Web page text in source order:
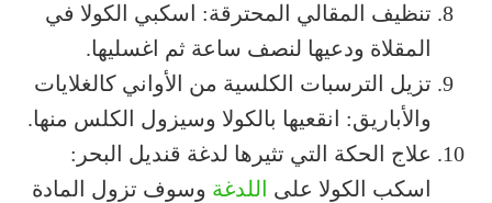
تنظيف المقالي المحترقة: اسكبي الكولا في
المقلاة ودعيها لنصف ساعة ثم اغسليها.
تزيل الترسبات الكلسية من الأواني كالغلايات
والأباريق: انقعيها بالكولا وسيزول الكلس منها.
علاج الحكة التي تثيرها لدغة قنديل البحر:
اسكب الكولا على اللدغة وسوف تزول المادة